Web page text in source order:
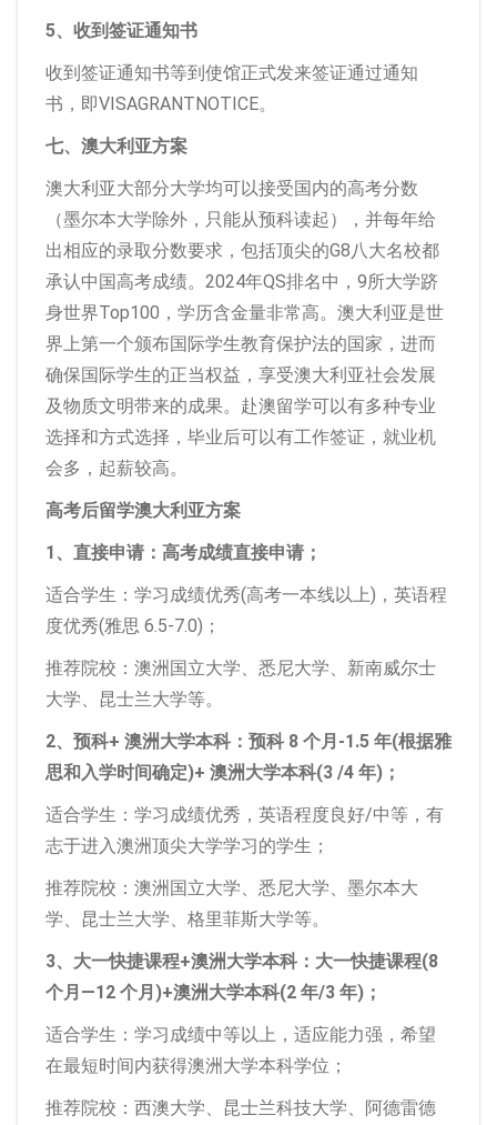
5、收到签证通知书
收到签证通知书等到使馆正式发来签证通过通知
书，即VISAGRANTNOTICE。
七、澳大利亚方案
澳大利亚大部分大学均可以接受国内的高考分数
（墨尔本大学除外，只能从预科读起），并每年给
出相应的录取分数要求，包括顶尖的G8八大名校都
承认中国高考成绩。2024年QS排名中，9所大学跻
身世界Top100，学历含金量非常高。澳大利亚是世
界上第一个颁布国际学生教育保护法的国家，进而
确保国际学生的正当权益，享受澳大利亚社会发展
及物质文明带来的成果。赴澳留学可以有多种专业
选择和方式选择，毕业后可以有工作签证，就业机
会多，起薪较高。
高考后留学澳大利亚方案
1、直接申请：高考成绩直接申请；
适合学生：学习成绩优秀(高考一本线以上)，英语程
度优秀(雅思 6.5-7.0)；
推荐院校：澳洲国立大学、悉尼大学、新南威尔士
大学、昆士兰大学等。
2、预科+ 澳洲大学本科：预科 8 个月-1.5 年(根据雅
思和入学时间确定)+ 澳洲大学本科(3 /4 年)；
适合学生：学习成绩优秀，英语程度良好/中等，有
志于进入澳洲顶尖大学学习的学生；
推荐院校：澳洲国立大学、悉尼大学、墨尔本大
学、昆士兰大学、格里菲斯大学等。
3、大一快捷课程+澳洲大学本科：大一快捷课程(8
个月—12 个月)+澳洲大学本科(2 年/3 年)；
适合学生：学习成绩中等以上，适应能力强，希望
在最短时间内获得澳洲大学本科学位；
推荐院校：西澳大学、昆士兰科技大学、阿德雷德